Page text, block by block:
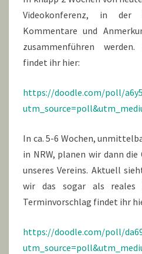
Videokonferenz, in
Kommentare und
zusammenführen
findet ihr hier:
https://doodle.com/poll/
In ca. 5-6 Wochen,
in NRW, planen wir dann
unseres Vereins. Aktuell
wir das sogar als reales
Terminvorschlag findet ihr
https://doodle.com/poll/